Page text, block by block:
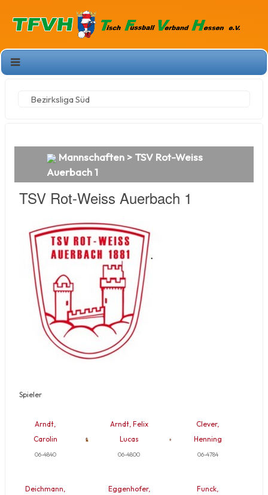
Bezirksliga Süd
Mannschaften > TSV Rot-Weiss
Auerbach 1
TSV Rot-Weiss Auerbach 1
Spieler
Arndt,
Carolin
06-4840
Arndt, Felix
Lucas
06-4800
Clever,
Henning
06-4784
Deichmann,
Eggenhofer,
Funck,